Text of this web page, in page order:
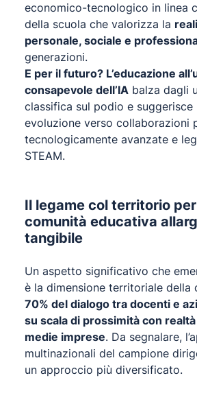
economico-tecnologico in linea
della scuola che valorizza la
personale, sociale e
generazioni.
E per il futuro? L’educazione
consapevole dell’IA balza dagli
classifica sul podio e suggerisce
evoluzione verso collaborazioni
tecnologicamente avanzate e
STEAM.
Il legame col territorio
comunità educativa
tangibile
Un aspetto significativo che
è la dimensione territoriale della
70% del dialogo tra docenti e
su scala di prossimità con
medie imprese. Da segnalare,
multinazionali del campione
un approccio più diversificato.